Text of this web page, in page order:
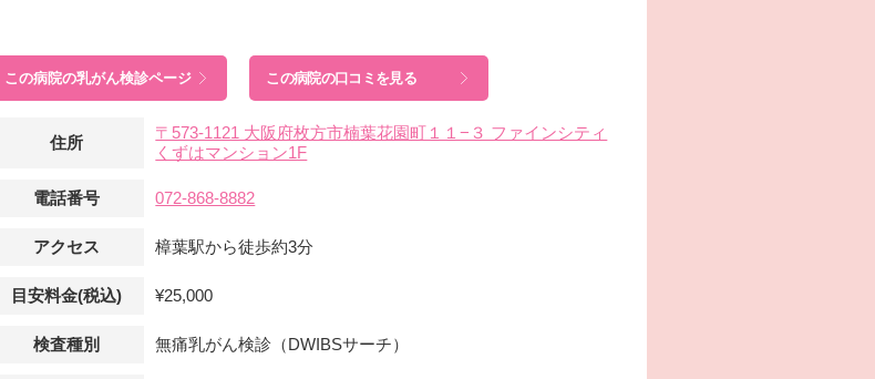
この病院の乳がん検診ページ この病院の口コミを見る
住所
〒573-1121 大阪府枚方市楠葉花園町１１−３ ファインシティ
くずはマンション1F
電話番号 072-868-8882
アクセス 樟葉駅から徒歩約3分
目安料金(税込) ¥25,000
検査種別 無痛乳がん検診（DWIBSサーチ）